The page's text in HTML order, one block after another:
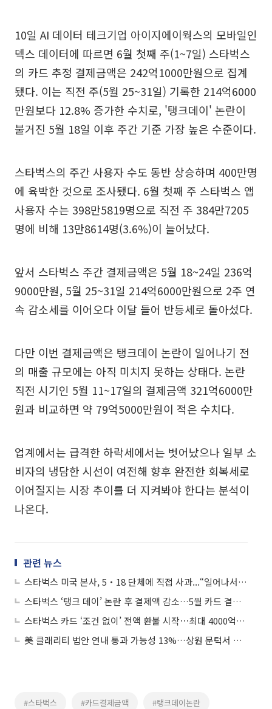
10일 AI 데이터 테크기업 아이지에이웍스의 모바일인
덱스 데이터에 따르면 6월 첫째 주(1~7일) 스타벅스
의 카드 추정 결제금액은 242억1000만원으로 집계
됐다. 이는 직전 주(5월 25~31일) 기록한 214억6000
만원보다 12.8% 증가한 수치로, '탱크데이' 논란이
불거진 5월 18일 이후 주간 기준 가장 높은 수준이다.
스타벅스의 주간 사용자 수도 동반 상승하며 400만명
에 육박한 것으로 조사됐다. 6월 첫째 주 스타벅스 앱
사용자 수는 398만5819명으로 직전 주 384만7205
명에 비해 13만8614명(3.6%)이 늘어났다.
앞서 스타벅스 주간 결제금액은 5월 18~24일 236억
9000만원, 5월 25~31일 214억6000만원으로 2주 연
속 감소세를 이어오다 이달 들어 반등세로 돌아섰다.
다만 이번 결제금액은 탱크데이 논란이 일어나기 전
의 매출 규모에는 아직 미치지 못하는 상태다. 논란
직전 시기인 5월 11~17일의 결제금액 321억6000만
원과 비교하면 약 79억5000만원이 적은 수치다.
업계에서는 급격한 하락세에서는 벗어났으나 일부 소
비자의 냉담한 시선이 여전해 향후 완전한 회복세로
이어질지는 시장 추이를 더 지켜봐야 한다는 분석이
나온다.
관련 뉴스
스타벅스 미국 본사, 5‧18 단체에 직접 사과...“일어나서는 안될 마케팅”
스타벅스 ‘탱크 데이’ 논란 후 결제액 감소…5월 카드 결제 131억원 줄어
스타벅스 카드 ‘조건 없이’ 전액 환불 시작⋯최대 4000억원 규모
美 클래리티 법안 연내 통과 가능성 13%…상원 문턱서 제동
#스타벅스 #카드결제금액 #탱크데이논란